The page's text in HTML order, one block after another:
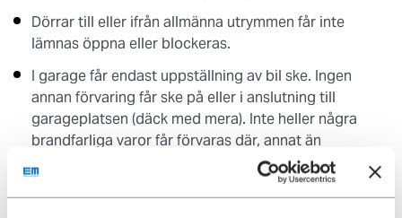
Dörrar till eller ifrån allmänna utrymmen får inte
lämnas öppna eller blockeras.
I garage får endast uppställning av bil ske. Ingen
annan förvaring får ske på eller i anslutning till
garageplatsen (däck med mera). Inte heller några
brandfarliga varor får förvaras där, annat än
reservdunk som finns placerad i bil.
Gångar i källare och/eller vind utgör utrymningsväg